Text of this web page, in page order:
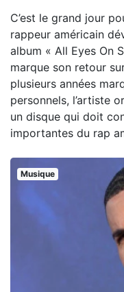
C’est le grand jour
rappeur américain
album « All Eyes On
marque son retour
plusieurs années
personnels, l’artiste
un disque qui doit
importantes du rap
Musique